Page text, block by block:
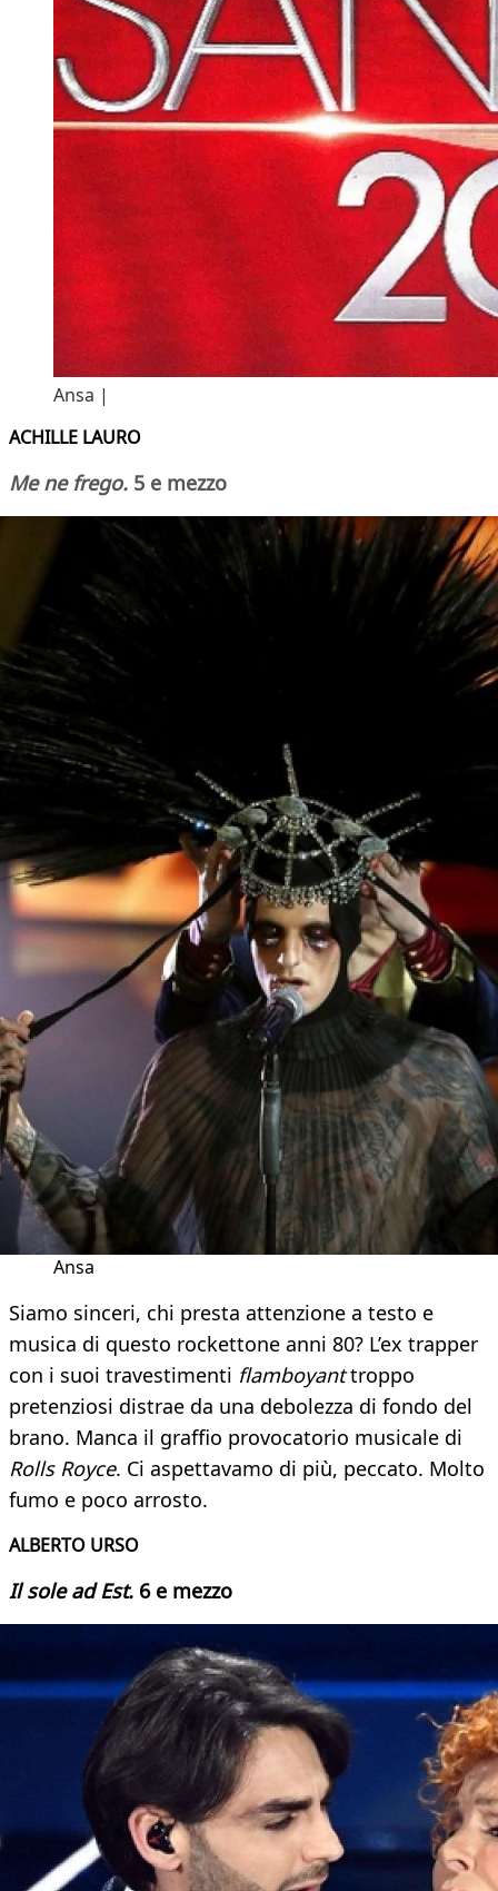
Ansa |
ACHILLE LAURO
Me ne frego. 5 e mezzo
Ansa
Siamo sinceri, chi presta attenzione a testo e
musica di questo rockettone anni 80? L’ex trapper
con i suoi travestimenti flamboyanttroppo
pretenziosi distrae da una debolezza di fondo del
brano. Manca il graffio provocatorio musicale di
Rolls Royce. Ci aspettavamo di più, peccato. Molto
fumo e poco arrosto.
ALBERTO URSO
Il sole ad Est. 6 e mezzo